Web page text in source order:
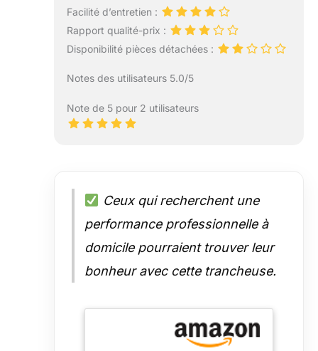
Facilité d’entretien :
Rapport qualité-prix :
Disponibilité pièces détachées :
Notes des utilisateurs 5.0/5
Note de 5 pour 2 utilisateurs
Ceux qui recherchent une
performance professionnelle à
domicile pourraient trouver leur
bonheur avec cette trancheuse.